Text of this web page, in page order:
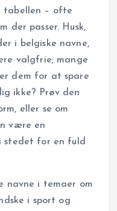
tabellen – ofte
der passer. Husk,
i belgiske navne,
valgfrie; mange
dem for at spare
ikke? Prøv den
eller se om
være en
stedet for en fuld
navne i temaer om
i sport og